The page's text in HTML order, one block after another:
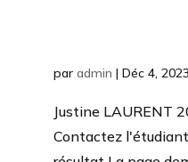
par admin | Déc 4, 2023
Justine LAURENT
Contactez